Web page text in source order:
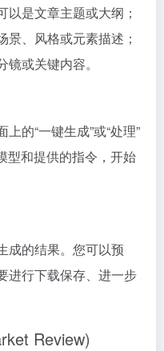
是文章主题或大纲；
、风格或元素描述；
或关键内容。
的“一键生成”或“处理”
型和提供的指令，开始
成的结果。您可以预
进行下载保存、进一步
Review)